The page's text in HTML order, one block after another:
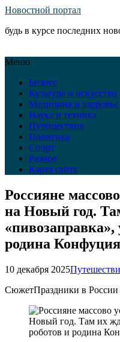
Новостной портал
будь в курсе последних
Меню
Бизнес
Культура и искусство
Медицина и здоровье
Наука и техника
Путешествия
Политика
Спорт
Разное
Карта сайта
Россияне
на Новый год.
«пивозаправка»,
родина Конфуция
10 декабря 2025
СюжетПраздники в России